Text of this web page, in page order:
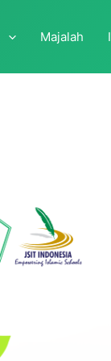
Majalah